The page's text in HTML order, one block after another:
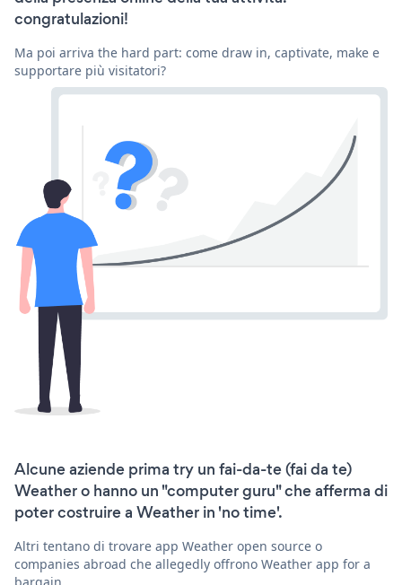
congratulazioni!
Ma poi arriva the hard part: come draw in, captivate, make e
supportare più visitatori?
Alcune aziende prima try un fai-da-te (fai da te)
Weather o hanno un "computer guru" che afferma di
poter costruire a Weather in 'no time'.
Altri tentano di trovare app Weather open source o
companies abroad che allegedly offrono Weather app for a
bargain.